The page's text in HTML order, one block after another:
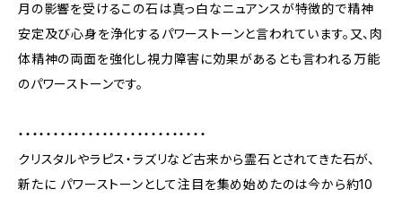
月の影響を受けるこの石は真っ白なニュアンスが特徴的で精神
安定及び心身を浄化するパワーストーンと言われています。又、肉
体精神の両面を強化し視力障害に効果があるとも言われる万能
のパワーストーンです。
・・・・・・・・・・・・・・・・・・・・・・・・・・・
クリスタルやラピス・ラズリなど古来から霊石とされてきた石が、
新たに パワーストーンとして注目を集め始めたのは今から約10